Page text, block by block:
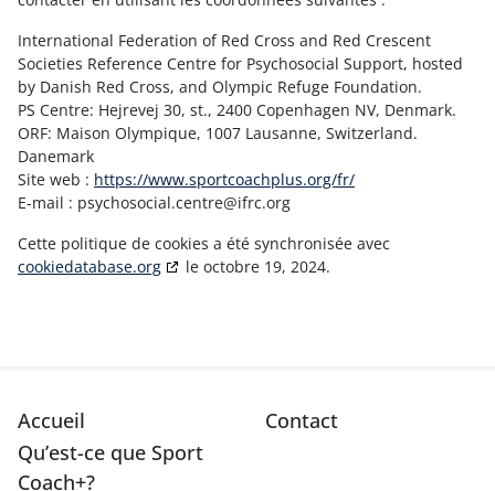
International Federation of Red Cross and Red Crescent
Societies Reference Centre for Psychosocial Support, hosted
by Danish Red Cross, and Olympic Refuge Foundation.
PS Centre: Hejrevej 30, st., 2400 Copenhagen NV, Denmark.
ORF: Maison Olympique, 1007 Lausanne, Switzerland.
Danemark
Site web : https://www.sportcoachplus.org/fr/
E-mail : psychosocial.centre@ifrc.org
Cette politique de cookies a été synchronisée avec
cookiedatabase.org
le octobre 19, 2024.
Accueil
Qu’est-ce que Sport
Coach+?
Contact